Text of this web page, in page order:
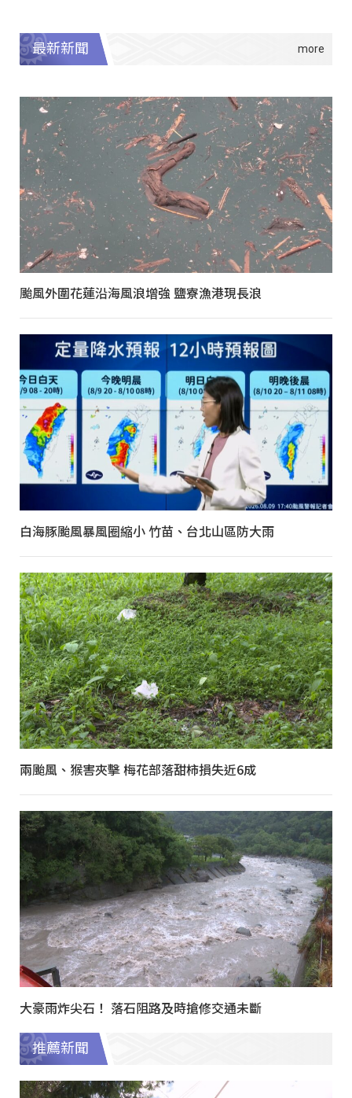
最新新聞
颱風外圍花蓮沿海風浪增強 鹽寮漁港現長浪
白海豚颱風暴風圈縮小 竹苗、台北山區防大雨
兩颱風、猴害夾擊 梅花部落甜柿損失近6成
大豪雨炸尖石！ 落石阻路及時搶修交通未斷
推薦新聞